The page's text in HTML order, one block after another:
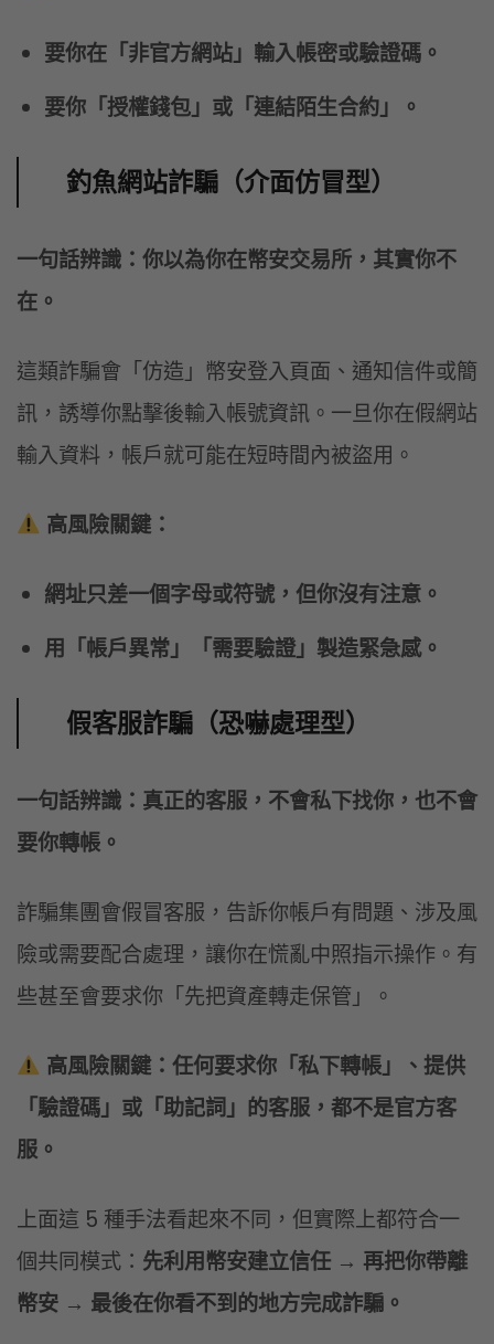
要你在「非官方網站」輸入帳密或驗證碼。
要你「授權錢包」或「連結陌生合約」。
釣魚網站詐騙（介面仿冒型）
一句話辨識：你以為你在幣安交易所，其實你不
在。
這類詐騙會「仿造」幣安登入頁面、通知信件或簡
訊，誘導你點擊後輸入帳號資訊。一旦你在假網站
輸入資料，帳戶就可能在短時間內被盜用。
高風險關鍵：
網址只差一個字母或符號，但你沒有注意。
用「帳戶異常」「需要驗證」製造緊急感。
假客服詐騙（恐嚇處理型）
一句話辨識：真正的客服，不會私下找你，也不會
要你轉帳。
詐騙集團會假冒客服，告訴你帳戶有問題、涉及風
險或需要配合處理，讓你在慌亂中照指示操作。有
些甚至會要求你「先把資產轉走保管」。
高風險關鍵：任何要求你「私下轉帳」、提供
「驗證碼」或「助記詞」的客服，都不是官方客
服。
上面這 5 種手法看起來不同，但實際上都符合一
個共同模式： 先利用幣安建立信任 → 再把你帶離
幣安 → 最後在你看不到的地方完成詐騙。